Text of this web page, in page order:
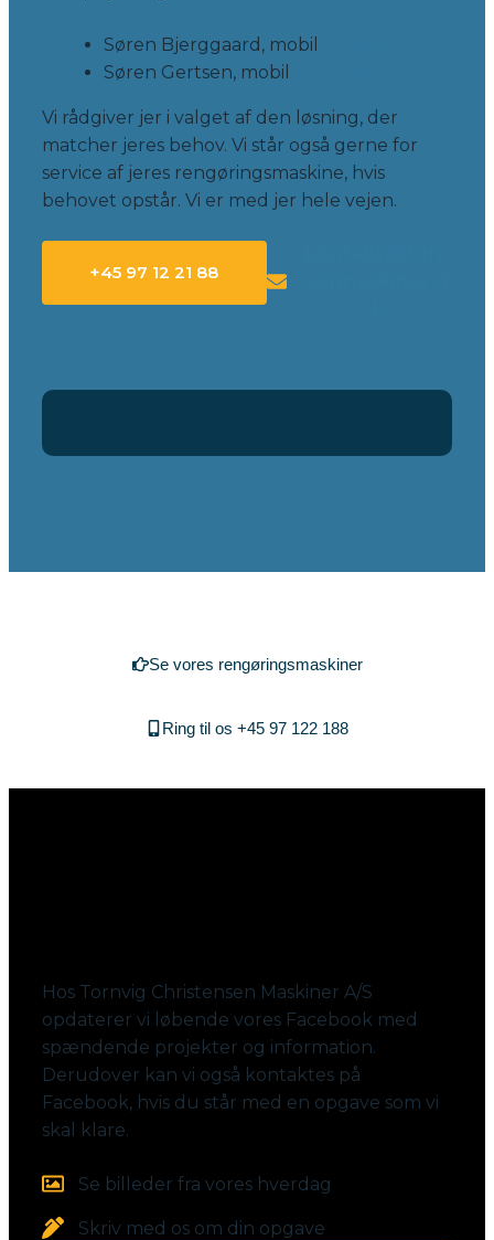
Søren Bjerggaard, mobil
Søren Gertsen, mobil
Vi rådgiver jer i valget af den løsning, der
matcher jeres behov. Vi står også gerne for
service af jeres rengøringsmaskine, hvis
behovet opstår. Vi er med jer hele vejen.
+45 97 12 21 88
Se vores rengøringsmaskiner
Ring til os +45 97 122 188
Hos Tornvig Christensen Maskiner A/S
opdaterer vi løbende vores Facebook med
spændende projekter og information.
Derudover kan vi også kontaktes på
Facebook, hvis du står med en opgave som vi
skal klare.
Se billeder fra vores hverdag
Skriv med os om din opgave